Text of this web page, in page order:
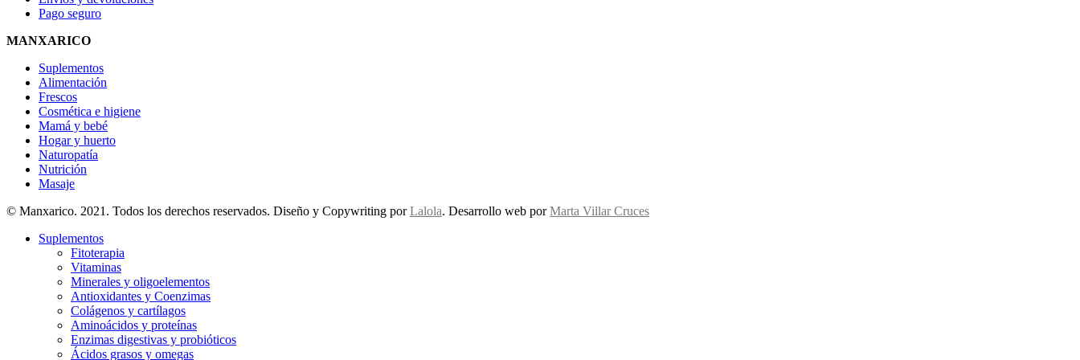
Pago seguro
MANXARICO
Suplementos
Alimentación
Frescos
Cosmética e higiene
Mamá y bebé
Hogar y huerto
Naturopatía
Nutrición
Masaje
© Manxarico. 2021. Todos los derechos reservados. Diseño y Copywriting porLalola. Desarrollo web porMarta Villar Cruces
Suplementos
Fitoterapia
Vitaminas
Minerales y oligoelementos
Antioxidantes y Coenzimas
Colágenos y cartílagos
Aminoácidos y proteínas
Enzimas digestivas y probióticos
Ácidos grasos y omegas